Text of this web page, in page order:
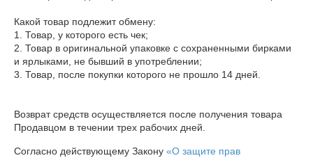
Какой товар подлежит обмену:
1. Товар, у которого есть чек;
2. Товар в оригинальной упаковке с сохраненными бирками
и ярлыками, не бывший в употреблении;
3. Товар, после покупки которого не прошло 14 дней.
Возврат средств осуществляется после получения товара
Согласно действующему Закону «О защите прав